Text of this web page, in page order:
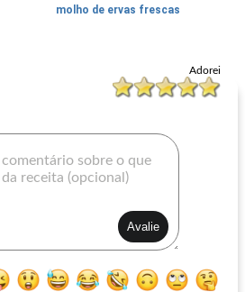
molho de ervas frescas
tostada compuesta
Adorei